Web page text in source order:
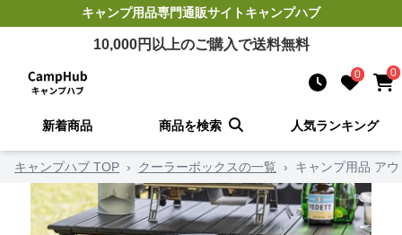
キャンプ用品専門通販サイトキャンプハブ
10,000円以上のご購入で送料無料
0 0
新着商品 商品を検索 人気ランキング
キャンプハブ TOP › クーラーボックスの一覧 › キャンプ用品 ア